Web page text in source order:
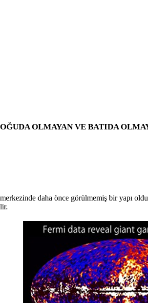
OLMAYAN VE BATIDA
daha önce görülmemiş bir yapı